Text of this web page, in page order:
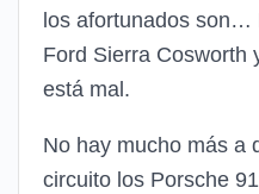
los afortunados son…
Ford Sierra Cosworth
está mal.
No hay mucho más a
circuito los Porsche